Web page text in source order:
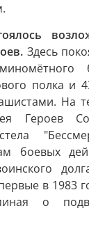
Здесь
полка и
На
Героев
боевых
в 1983
о